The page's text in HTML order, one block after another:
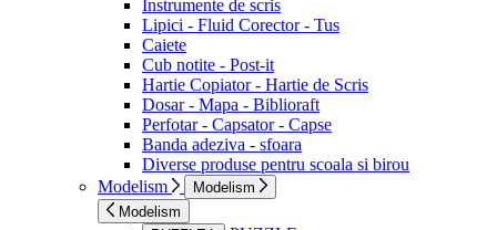
Instrumente de scris
Lipici - Fluid Corector - Tus
Caiete
Cub notite - Post-it
Hartie Copiator - Hartie de Scris
Dosar - Mapa - Biblioraft
Perfotar - Capsator - Capse
Banda adeziva - sfoara
Diverse produse pentru scoala si birou
Modelism
Modelism
Modelism